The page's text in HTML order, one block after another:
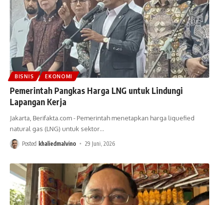
BISNIS EKONOMI
Pemerintah Pangkas Harga LNG untuk Lindungi
Lapangan Kerja
Jakarta, Berifakta.com - Pemerintah menetapkan harga liquefied
natural gas (LNG) untuk sektor…
Posted khaliedmalvino 29 Juni, 2026